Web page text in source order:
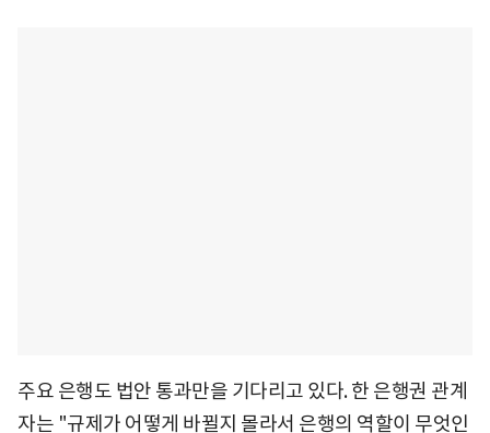
주요 은행도 법안 통과만을 기다리고 있다. 한 은행권 관계
자는 "규제가 어떻게 바뀔지 몰라서 은행의 역할이 무엇인